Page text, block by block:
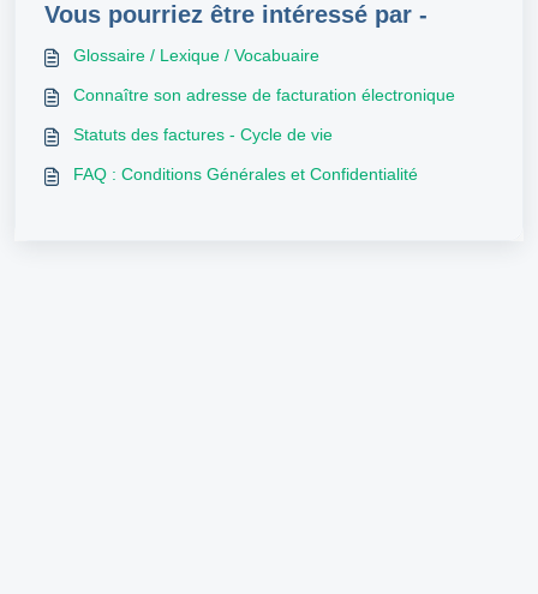
Vous pourriez être intéressé par -
Glossaire / Lexique / Vocabuaire
Connaître son adresse de facturation électronique
Statuts des factures - Cycle de vie
FAQ : Conditions Générales et Confidentialité